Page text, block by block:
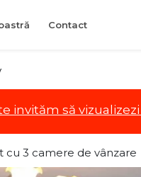
Contact
invităm să
cu 3 camere de vânzare